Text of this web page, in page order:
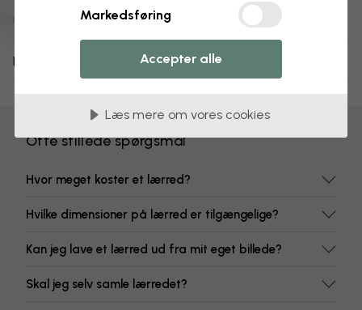
Levering og returnering
Ofte stillede spørgsmål
Hvor meget koster et lærred?
Hvilke dimensioner på lærred er tilgængelige?
Kan jeg lave et lærred ud fra mit eget billede?
Skal jeg selv samle lærredet?
Markedsføring
Accepter alle
Læs mere om vores cookies